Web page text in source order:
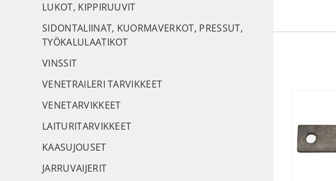
LUKOT, KIPPIRUUVIT
SIDONTALIINAT, KUORMAVERKOT, PRESSUT,
TYÖKALULAATIKOT
VINSSIT
VENETRAILERI TARVIKKEET
VENETARVIKKEET
LAITURITARVIKKEET
KAASUJOUSET
JARRUVAIJERIT